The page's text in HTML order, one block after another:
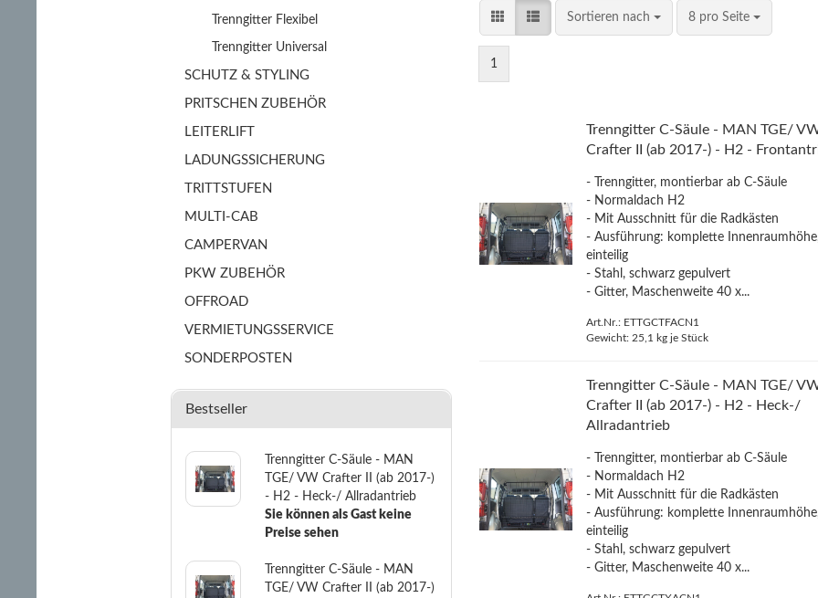
Sortieren nach 8 pro Seite
1
Trenngitter C-Säule - MAN TGE/
Crafter II (ab 2017-) - H2 -
- Trenngitter, montierbar ab C-Säule
- Normaldach H2
- Mit Ausschnitt für die Radkästen
- Ausführung: komplette
einteilig
- Stahl, schwarz gepulvert
- Gitter, Maschenweite 40 x...
Art.Nr.: ETTGCTFACN1
Gewicht: 25,1 kg je Stück
Trenngitter C-Säule - MAN TGE/
Crafter II (ab 2017-) - H2 - Heck-/
Allradantrieb
- Trenngitter, montierbar ab C-Säule
- Normaldach H2
- Mit Ausschnitt für die Radkästen
- Ausführung: komplette
einteilig
- Stahl, schwarz gepulvert
- Gitter, Maschenweite 40 x...
Trenngitter Flexibel
Trenngitter Universal
SCHUTZ & STYLING
PRITSCHEN ZUBEHÖR
LEITERLIFT
LADUNGSSICHERUNG
TRITTSTUFEN
MULTI-CAB
CAMPERVAN
PKW ZUBEHÖR
OFFROAD
VERMIETUNGSSERVICE
SONDERPOSTEN
Bestseller
Trenngitter C-Säule - MAN
TGE/ VW Crafter II (ab 2017-)
- H2 - Heck-/ Allradantrieb
Sie können als Gast keine
Preise sehen
Trenngitter C-Säule - MAN
TGE/ VW Crafter II (ab 2017-)